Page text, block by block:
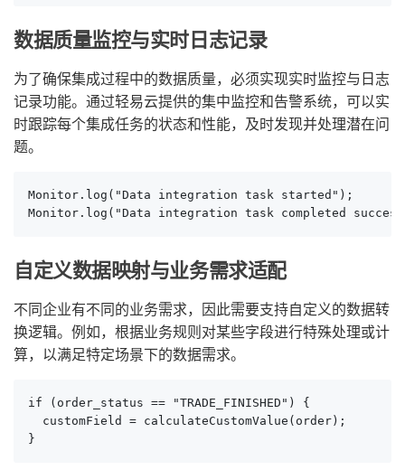
数据质量监控与实时日志记录
为了确保集成过程中的数据质量，必须实现实时监控与日志
记录功能。通过轻易云提供的集中监控和告警系统，可以实
时跟踪每个集成任务的状态和性能，及时发现并处理潜在问
题。
Monitor.log("Data integration task started");
Monitor.log("Data integration task completed
自定义数据映射与业务需求适配
不同企业有不同的业务需求，因此需要支持自定义的数据转
换逻辑。例如，根据业务规则对某些字段进行特殊处理或计
算，以满足特定场景下的数据需求。
if (order_status == "TRADE_FINISHED") {
  customField = calculateCustomValue(order);
}